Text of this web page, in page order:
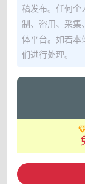
稿发布。任何个
制、盗用、采集
体平台。如若本
们进行处理。